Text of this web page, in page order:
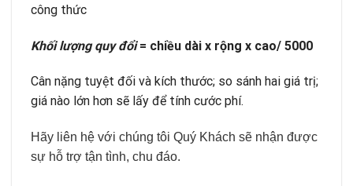
công thức
Khối lượng quy đổi= chiều dài x rộng x cao/ 5000
Cân nặng tuyệt đối và kích thước; so sánh hai giá trị;
giá nào lớn hơn sẽ lấy để tính cước phí.
Hãy liên hệ với chúng tôi Quý Khách sẽ nhận được
sự hỗ trợ tận tình, chu đáo.